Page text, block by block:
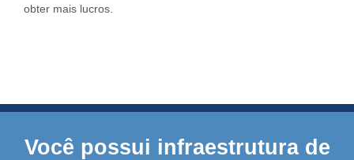
obter mais lucros.
Você possui infraestrutura de